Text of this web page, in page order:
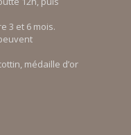
3 et 6 mois.
médaille d’or